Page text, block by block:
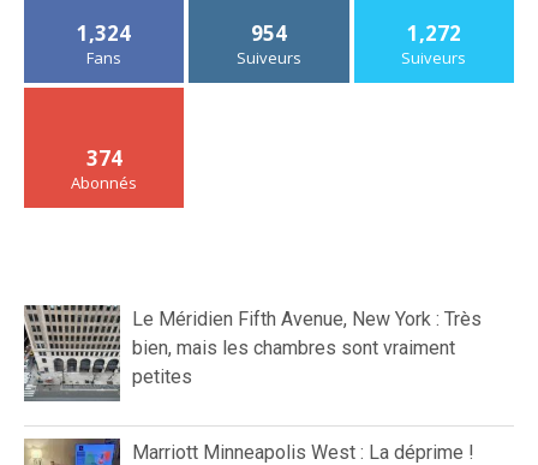
1,324
Fans
954
Suiveurs
1,272
Suiveurs
374
Abonnés
Le Méridien Fifth Avenue, New York : Très
bien, mais les chambres sont vraiment
petites
Marriott Minneapolis West : La déprime !